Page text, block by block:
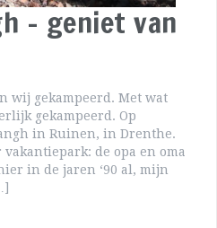
– geniet van
wij gekampeerd. Met wat
gekampeerd. Op
in Ruinen, in Drenthe.
de opa en oma
in de jaren ‘90 al, mijn